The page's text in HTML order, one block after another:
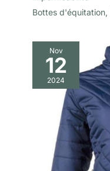
Bottes d'équitation,
Nov
12
2024